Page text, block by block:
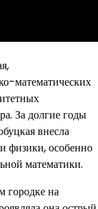
математических
За долгие годы
внесла
физики, особенно
математики.
городке на